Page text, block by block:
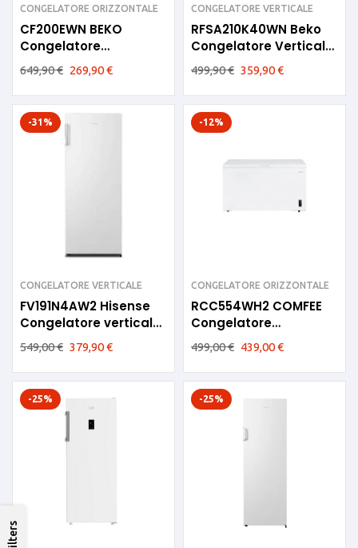
Filters
CONGELATORE ORIZZONTALE
CF200EWN BEKO
Congelatore
Orizzontale 198lt E
649,90€ 269,90€
CONGELATORE VERTICALE
RFSA210K40WN Beko
Congelatore Verticale
E 6 cassetti bianco
499,90€ 359,90€
-31%
CONGELATORE VERTICALE
FV191N4AW2 Hisense
Congelatore verticale
F 5cassetti NoFrost
bianco
549,00€ 379,90€
-12%
CONGELATORE ORIZZONTALE
RCC554WH2 COMFEE
Congelatore
Orizzontale 418LT E
499,00€ 439,00€
-25% -25%